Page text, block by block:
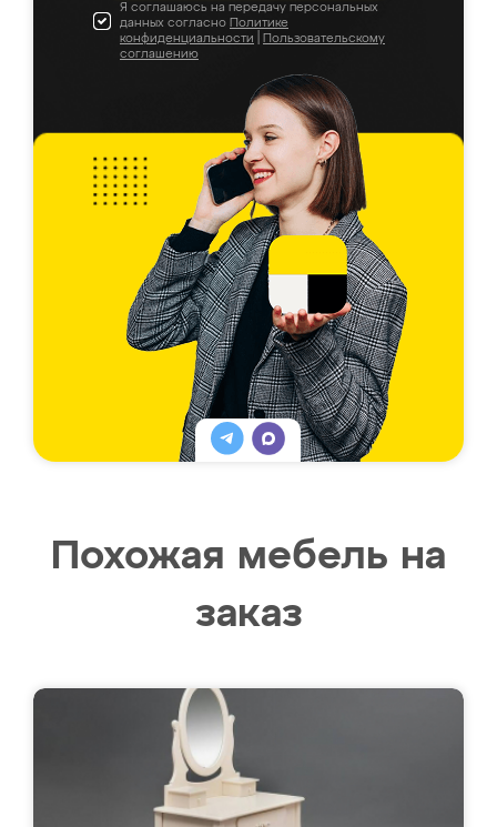
Я соглашаюсь на передачу персональных
данных согласно Политике
конфиденциальности
Пользовательскому
соглашению
Похожая мебель на
заказ